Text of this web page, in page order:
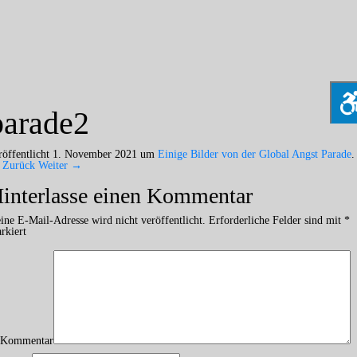
1. November 2021 um Einige Bilder von der Global Angst Parade
Weiter →
einen Kommentar
E-Mail-Adresse wird nicht veröffentlicht. Erforderliche Felder sind mit *
Kommentar